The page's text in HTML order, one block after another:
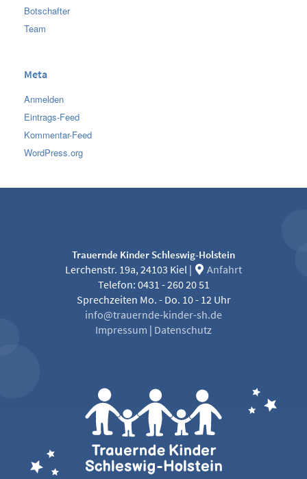
Botschafter
Team
Meta
Anmelden
Eintrags-Feed
Kommentar-Feed
WordPress.org
Trauernde Kinder Schleswig-Holstein
Lerchenstr. 19a, 24103 Kiel |
Anfahrt
Telefon: 0431 - 260 20 51
Sprechzeiten Mo. - Do. 10 - 12 Uhr
info@trauernde-kinder-sh.de
Impressum | Datenschutz